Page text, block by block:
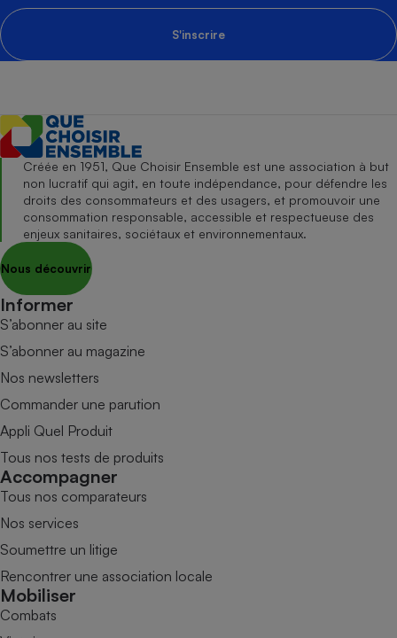
S'inscrire
Créée en 1951, Que Choisir Ensemble est une association à but
non lucratif qui agit, en toute indépendance, pour défendre les
droits des consommateurs et des usagers, et promouvoir une
consommation responsable, accessible et respectueuse des
enjeux sanitaires, sociétaux et environnementaux.
Nous découvrir
Informer
S’abonner au site
S’abonner au magazine
Nos newsletters
Commander une parution
Appli Quel Produit
Tous nos tests de produits
Accompagner
Tous nos comparateurs
Nos services
Soumettre un litige
Rencontrer une association locale
Mobiliser
Combats